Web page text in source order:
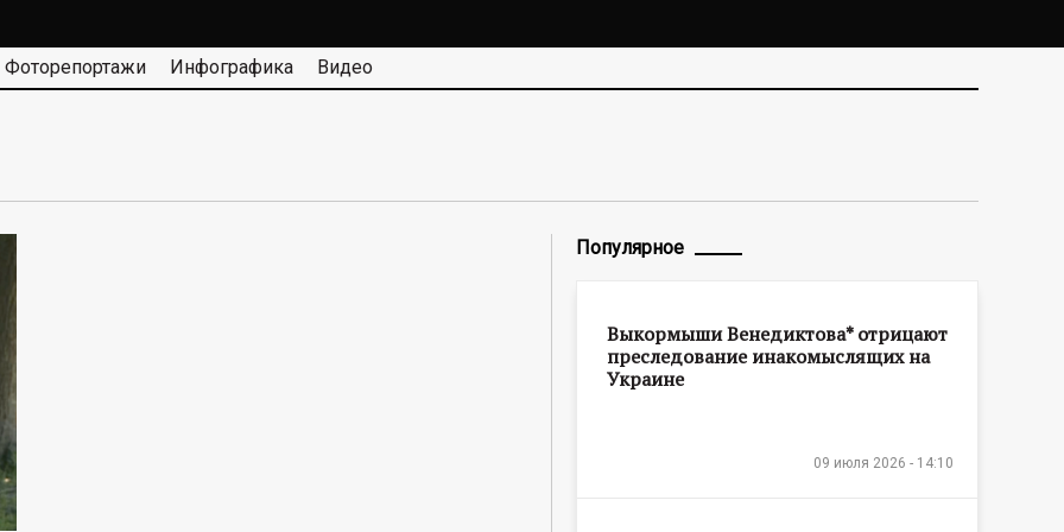
Фоторепортажи Инфографика Видео
Популярное
Выкормыши Венедиктова* отрицают
преследование инакомыслящих на
Украине
09 июля 2026 - 14:10